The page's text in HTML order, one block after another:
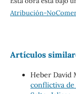
Atribución-
Artículos
Heber David
conflictiva